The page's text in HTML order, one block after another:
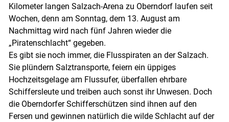
Kilometer langen Salzach-Arena zu Oberndorf laufen seit
Wochen, denn am Sonntag, dem 13. August am
Nachmittag wird nach fünf Jahren wieder die
„Piratenschlacht“ gegeben.
Es gibt sie noch immer, die Flusspiraten an der Salzach.
Sie plündern Salztransporte, feiern ein üppiges
Hochzeitsgelage am Flussufer, überfallen ehrbare
Schiffersleute und treiben auch sonst ihr Unwesen. Doch
die Oberndorfer Schifferschützen sind ihnen auf den
Fersen und gewinnen natürlich die wilde Schlacht auf der